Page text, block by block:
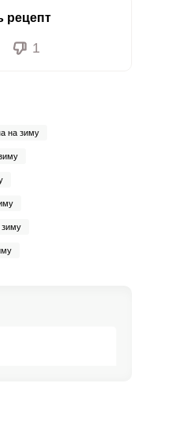
рецепт
1
на зиму
зиму